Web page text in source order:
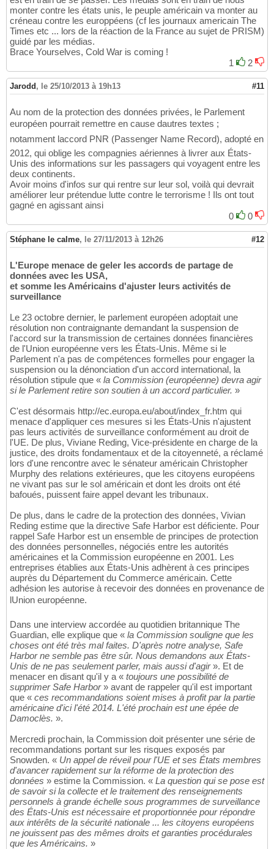
monter contre les états unis, le peuple américain va monter au
créneau contre les europpéens (cf les journaux americain The
Times etc ... lors de la réaction de la France au sujet de PRISM)
guidé par les médias.
Brace Yourselves, Cold War is coming !
1
2
Jarodd, le 25/10/2013 à 19h13 #11
Au nom de la protection des données privées, le Parlement
européen pourrait remettre en cause dautres textes ;
notamment laccord PNR (Passenger Name Record), adopté en
2012, qui oblige les compagnies aériennes à livrer aux États-
Unis des informations sur les passagers qui voyagent entre les
deux continents.
Avoir moins d'infos sur qui rentre sur leur sol, voilà qui devrait
améliorer leur prétendue lutte contre le terrorisme ! Ils ont tout
gagné en agissant ainsi
0
0
Stéphane le calme, le 27/11/2013 à 12h26 #12
L'Europe menace de geler les accords de partage de
données avec les USA,
et somme les Américains d'ajuster leurs activités de
surveillance
Le 23 octobre dernier, le parlement européen adoptait une
résolution non contraignante demandant la suspension de
l'accord sur la transmission de certaines données financières
de l'Union européenne vers les États-Unis. Même si le
Parlement n'a pas de compétences formelles pour engager la
suspension ou la dénonciation d'un accord international, la
résolution stipule que « la Commission (européenne) devra agir
si le Parlement retire son soutien à un accord particulier. »
C'est désormais http://ec.europa.eu/about/index_fr.htm qui
menace d'appliquer ces mesures si les États-Unis n'ajustent
pas leurs activités de surveillance conformément au droit de
l'UE. De plus, Viviane Reding, Vice-présidente en charge de la
justice, des droits fondamentaux et de la citoyenneté, a réclamé
lors d'une rencontre avec le sénateur américain Christopher
Murphy des relations extérieures, que les citoyens européens
ne vivant pas sur le sol américain et dont les droits ont été
bafoués, puissent faire appel devant les tribunaux.
De plus, dans le cadre de la protection des données, Vivian
Reding estime que la directive Safe Harbor est déficiente. Pour
rappel Safe Harbor est un ensemble de principes de protection
des données personnelles, négociés entre les autorités
américaines et la Commission européenne en 2001. Les
entreprises établies aux États-Unis adhèrent à ces principes
auprès du Département du Commerce américain. Cette
adhésion les autorise à recevoir des données en provenance de
lUnion européenne.
Dans une interview accordée au quotidien britannique The
Guardian, elle explique que « la Commission souligne que les
choses ont été très mal faites. D'après notre analyse, Safe
Harbor ne semble pas être sûr. Nous demandons aux États-
Unis de ne pas seulement parler, mais aussi d'agir». Et de
menacer en disant qu'il y a « toujours une possibilité de
supprimer Safe Harbor» avant de rappeler qu'il est important
que « ces recommandations soient mises à profit par la partie
américaine d'ici l'été 2014. L'été prochain est une épée de
Damoclès. ».
Mercredi prochain, la Commission doit présenter une série de
recommandations portant sur les risques exposés par
Snowden. « Un appel de réveil pour l'UE et ses États membres
d'avancer rapidement sur la réforme de la protection des
données » estime la Commission. « La question qui se pose est
de savoir si la collecte et le traitement des renseignements
personnels à grande échelle sous programmes de surveillance
des États-Unis est nécessaire et proportionnée pour répondre
aux intérêts de la sécurité nationale ... les citoyens européens
ne jouissent pas des mêmes droits et garanties procédurales
que les Américains. »